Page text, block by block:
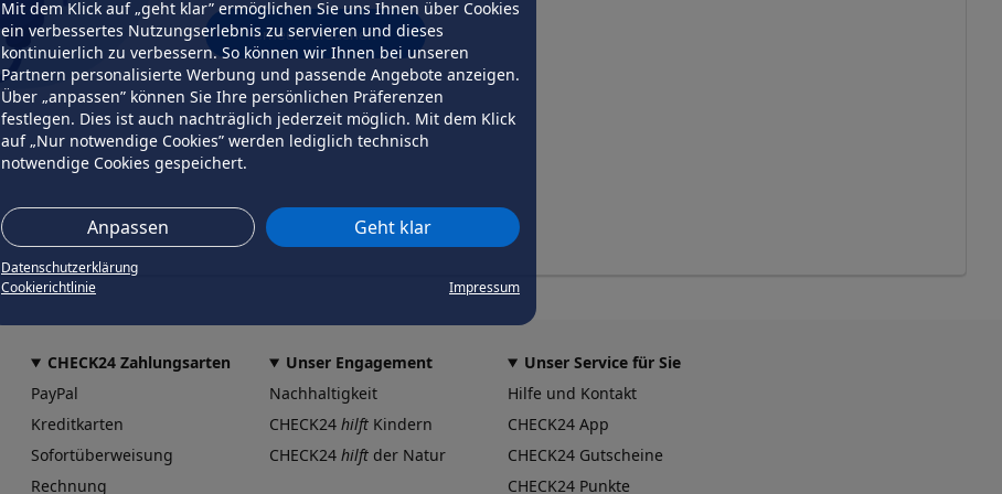
Mit dem Klick auf „geht klar” ermöglichen Sie uns Ihnen über Cookies
ein verbessertes Nutzungserlebnis zu servieren und dieses
kontinuierlich zu verbessern. So können wir Ihnen bei unseren
Partnern personalisierte Werbung und passende Angebote anzeigen.
Über „anpassen” können Sie Ihre persönlichen Präferenzen
festlegen. Dies ist auch nachträglich jederzeit möglich. Mit dem Klick
auf „Nur notwendige Cookies” werden lediglich technisch
notwendige Cookies gespeichert.
Anpassen Geht klar
Datenschutzerklärung
Cookierichtlinie
Impressum
erneut versuchen
CHECK24 Zahlungsarten
PayPal
Kreditkarten
Sofortüberweisung
Rechnung
Unser Engagement
Nachhaltigkeit
CHECK24 hilft Kindern
CHECK24 hilft der Natur
Unser Service für Sie
Hilfe und Kontakt
CHECK24 App
CHECK24 Gutscheine
CHECK24 Punkte